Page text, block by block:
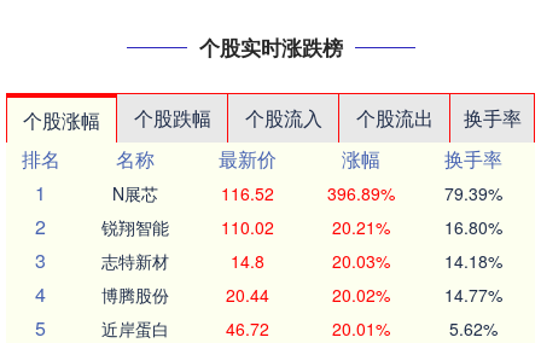
个股实时涨跌榜
个股涨幅 个股跌幅 个股流入 个股流出
换手率
排名
名称 最新价 涨幅
换手率
1
N展芯 116.52 396.89% 79.39%
2 锐翔智能 110.02 20.21% 16.80%
3 志特新材 14.8 20.03% 14.18%
4 博腾股份 20.44 20.02% 14.77%
5 近岸蛋白 46.72 20.01% 5.62%